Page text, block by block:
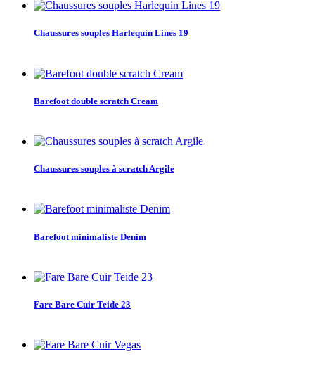
Chaussures souples Harlequin Lines 19
Barefoot double scratch Cream
Chaussures souples à scratch Argile
Barefoot minimaliste Denim
Fare Bare Cuir Teide 23